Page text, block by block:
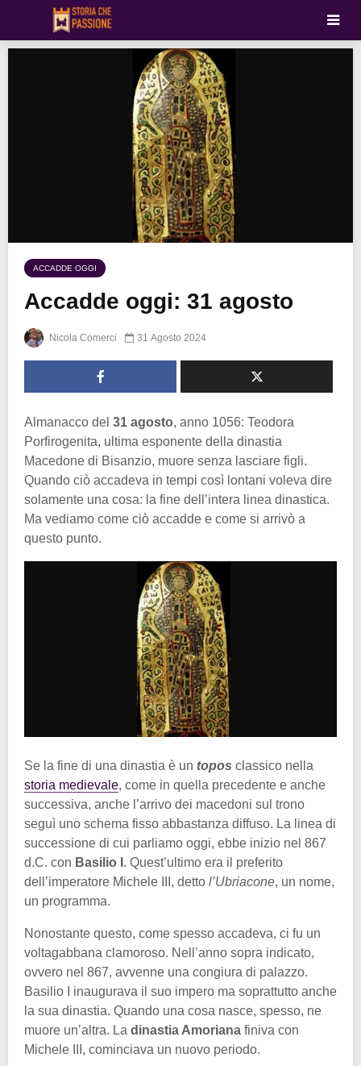
ACCADDE OGGI
Accadde oggi: 31 agosto
Nicola Comerci 31 Agosto 2024
Almanacco del 31 agosto, anno 1056: Teodora
Porfirogenita, ultima esponente della dinastia
Macedone di Bisanzio, muore senza lasciare figli.
Quando ciò accadeva in tempi così lontani voleva dire
solamente una cosa: la fine dell’intera linea dinastica.
Ma vediamo come ciò accadde e come si arrivò a
questo punto.
Se la fine di una dinastia è un topos classico nella
storia medievale, come in quella precedente e anche
successiva, anche l’arrivo dei macedoni sul trono
seguì uno schema fisso abbastanza diffuso. La linea di
successione di cui parliamo oggi, ebbe inizio nel 867
d.C. con Basilio I . Quest’ultimo era il preferito
dell’imperatore Michele III, detto l’Ubriacone, un nome,
un programma.
Nonostante questo, come spesso accadeva, ci fu un
voltagabbana clamoroso. Nell’anno sopra indicato,
ovvero nel 867, avvenne una congiura di palazzo.
Basilio I inaugurava il suo impero ma soprattutto anche
la sua dinastia. Quando una cosa nasce, spesso, ne
muore un’altra. La dinastia Amoriana finiva con
Michele III, cominciava un nuovo periodo.